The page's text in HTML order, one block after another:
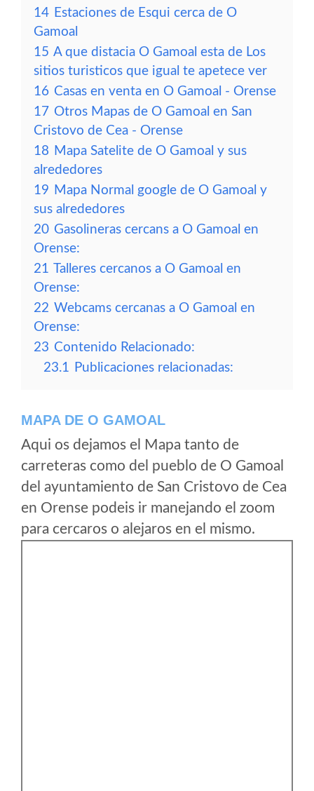
14 Estaciones de Esqui cerca de O
Gamoal
15 A que distacia O Gamoal esta de Los
sitios turisticos que igual te apetece ver
16 Casas en venta en O Gamoal - Orense
17 Otros Mapas de O Gamoal en San
Cristovo de Cea - Orense
18 Mapa Satelite de O Gamoal y sus
alrededores
19 Mapa Normal google de O Gamoal y
sus alrededores
20 Gasolineras cercans a O Gamoal en
Orense:
21 Talleres cercanos a O Gamoal en
Orense:
22 Webcams cercanas a O Gamoal en
Orense:
23 Contenido Relacionado:
23.1 Publicaciones relacionadas:
MAPA DE O GAMOAL
Aqui os dejamos el Mapa tanto de
carreteras como del pueblo de O Gamoal
del ayuntamiento de San Cristovo de Cea
en Orense podeis ir manejando el zoom
para cercaros o alejaros en el mismo.